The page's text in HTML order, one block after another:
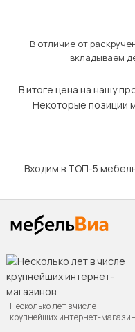
В отличие от
вкладываем
В итоге цена на нашу
Некоторые позиции
Входим в ТОП-5
Несколько лет в числе
крупнейших интернет-